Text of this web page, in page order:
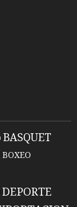
BASQUET
BOXEO
DEPORTE